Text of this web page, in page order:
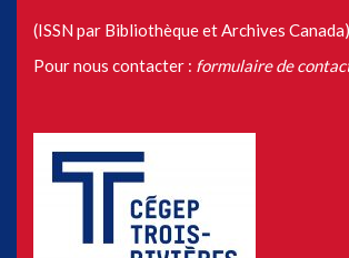
(ISSN par Bibliothèque et Archives Canada)
Pour nous contacter : formulaire de